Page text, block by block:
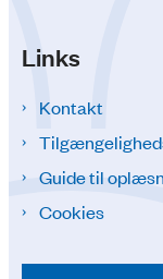
Links
Kontakt
Guide til
Cookies